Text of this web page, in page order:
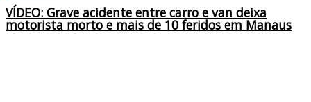
VÍDEO: Grave acidente entre carro e van deixa
motorista morto e mais de 10 feridos em Manaus